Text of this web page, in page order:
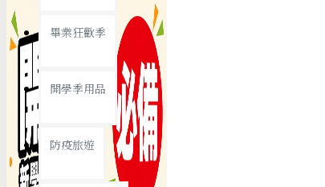
19元專區
39元專區
畢業狂歡季
開學季用品
防疫旅遊